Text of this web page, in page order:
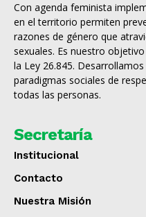
Con agenda feminista
en el territorio permiten
razones de género que
sexuales. Es nuestro
la Ley 26.845.
paradigmas sociales de
todas las personas.
Secretaría
Institucional
Contacto
Nuestra Misión